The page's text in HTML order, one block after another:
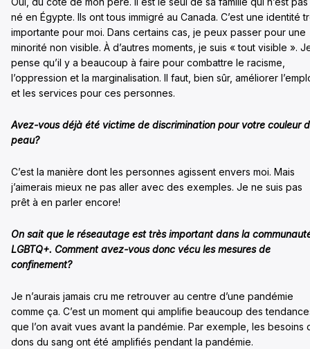
né en Égypte. Ils ont tous immigré au Canada. C’est une identité
importante pour moi. Dans certains cas, je peux passer pour une
minorité non visible. À d’autres moments, je suis « tout visible ».
pense qu’il y a beaucoup à faire pour combattre le racisme,
l’oppression et la marginalisation. Il faut, bien sûr, améliorer
et les services pour ces personnes.
Avez-vous déjà été victime de discrimination pour votre couleur
peau?
C’est la manière dont les personnes agissent envers moi. Mais
j’aimerais mieux ne pas aller avec des exemples. Je ne suis pas
prêt à en parler encore!
On sait que le réseautage est très important dans la
LGBTQ+. Comment avez-vous donc vécu les mesures de
confinement?
Je n’aurais jamais cru me retrouver au centre d’une pandémie
comme ça. C’est un moment qui amplifie beaucoup des
que l’on avait vues avant la pandémie. Par exemple, les besoins
dons du sang ont été amplifiés pendant la pandémie.